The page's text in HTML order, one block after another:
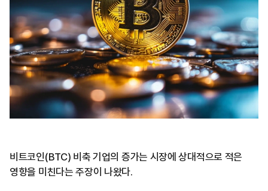
비트코인(BTC) 비축 기업의 증가는 시장에 상대적으로 적은
영향을 미친다는 주장이 나왔다.